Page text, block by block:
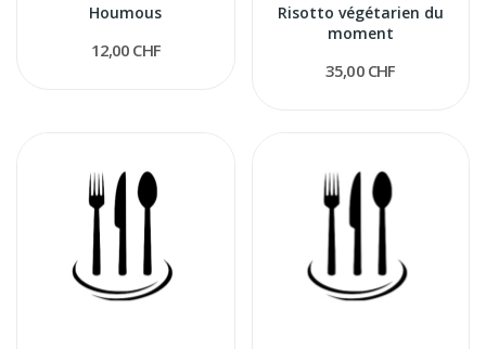
Houmous
12,00 CHF
Risotto végétarien du
moment
35,00 CHF